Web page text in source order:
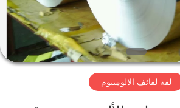
لفة لفائف الالومنيوم